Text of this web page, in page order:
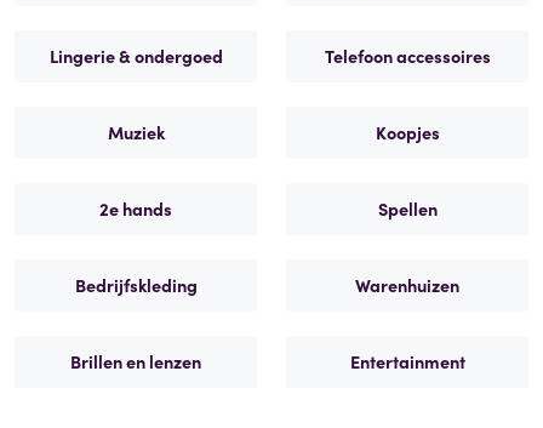
Lingerie & ondergoed Telefoon accessoires
Muziek Koopjes
2e hands Spellen
Bedrijfskleding Warenhuizen
Brillen en lenzen Entertainment